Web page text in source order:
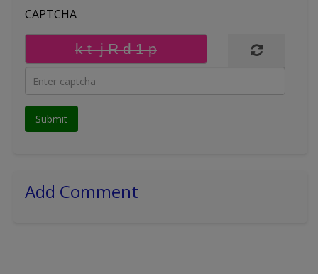
CAPTCHA
Add Comment